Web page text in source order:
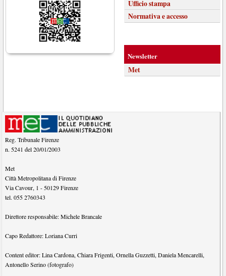
Ufficio stampa
Normativa e accesso
Newsletter
Met
Reg. Tribunale Firenze
n. 5241 del 20/01/2003
Met
Città Metropolitana di Firenze
Via Cavour, 1 - 50129 Firenze
tel.055 2760343
Direttore responsabile:Michele Brancale
Capo Redattore:Loriana Curri
Content editor:Lina Cardona,Chiara Frigenti,Ornella Guzzetti,Daniela Mencarelli,
Antonello Serino (fotografo)